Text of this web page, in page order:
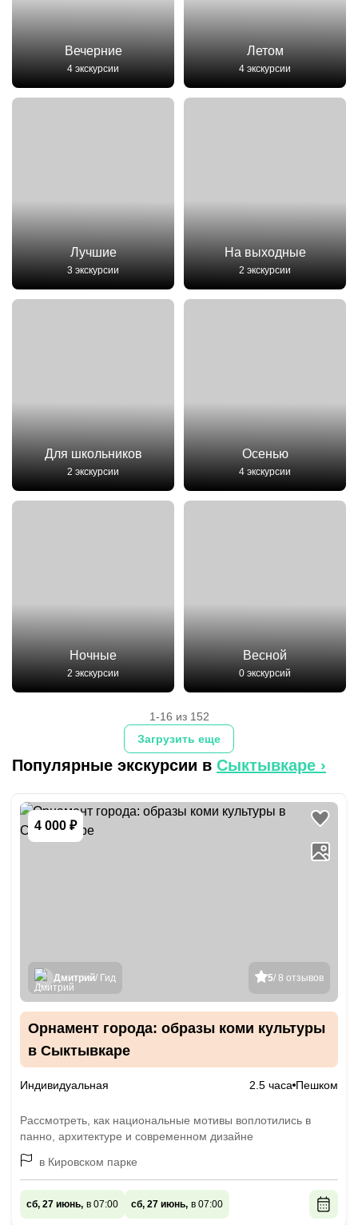
Вечерние
4 экскурсии
Летом
4 экскурсии
Лучшие
3 экскурсии
На выходные
2 экскурсии
Для школьников
2 экскурсии
Осенью
4 экскурсии
Ночные
2 экскурсии
Весной
0 экскурсий
Загрузить еще
1-16 из 152
Популярные экскурсии в Сыктывкаре ›
4 000 ₽
5/ 8 отзывов
Дмитрий/ Гид
Орнамент города: образы коми культуры
в Сыктывкаре
Индивидуальная 2.5 часа Пешком
Рассмотреть, как национальные мотивы воплотились в
панно, архитектуре и современном дизайне
в Кировском парке
сб, 27 июнь, в 07:00 сб, 27 июнь, в 07:00